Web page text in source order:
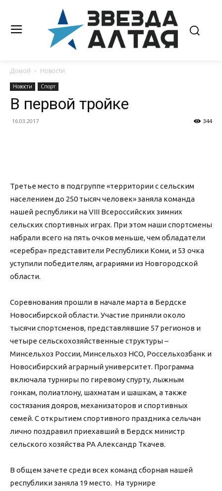
Домой Новости
Новости Спорт
В первой тройке
16.03.2017 344
Третье место в подгруппе «территории с сельским
населением до 250 тысяч человек» заняла команда
нашей республики на VIII Всероссийских зимних
сельских спортивных играх. При этом наши спортсмены
набрали всего на пять очков меньше, чем обладатели
«серебра» представители Республики Коми, и 53 очка
уступили победителям, аграриями из Новгородской
области.
Соревнования прошли в начале марта в Бердске
Новосибирской области. Участие приняли около
тысячи спортсменов, представлявшие 57 регионов и
четыре сельскохозяйственные структуры –
Минсельхоз России, Минсельхоз НСО, Россельхозбанк и
Новосибирский аграрный университет. Программа
включала турниры по гиревому спурту, лыжным
гонкам, полиатлону, шахматам и шашкам, а также
состязания дояров, механизаторов и спортивных
семей. С открытием спортивного праздника сельчан
лично поздравил приехавший в Бердск министр
сельского хозяйства РА Александр Ткачев.
В общем зачете среди всех команд сборная нашей
республики заняла 19 место. На турнире